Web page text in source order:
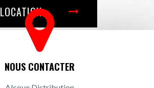
LOCATION
NOUS CONTACTER